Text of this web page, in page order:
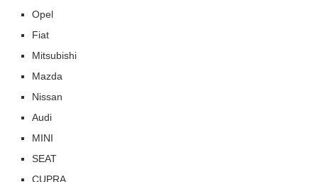
Opel
Fiat
Mitsubishi
Mazda
Nissan
Audi
MINI
SEAT
CUPRA